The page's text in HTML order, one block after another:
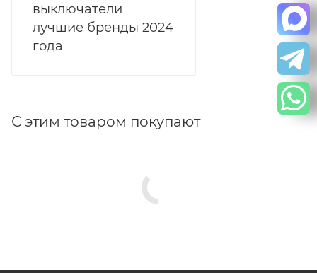
выключатели
лучшие бренды 2024
года
С этим товаром покупают